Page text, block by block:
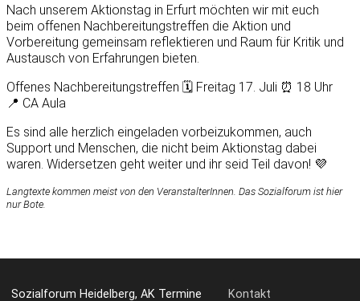
Nach unserem Aktionstag in Erfurt möchten wir mit euch
beim offenen Nachbereitungstreffen die Aktion und
Vorbereitung gemeinsam reflektieren und Raum für Kritik und
Austausch von Erfahrungen bieten.
Offenes Nachbereitungstreffen 🗓️ Freitag 17. Juli ⏰ 18 Uhr
📍 CA Aula
Es sind alle herzlich eingeladen vorbeizukommen, auch
Support und Menschen, die nicht beim Aktionstag dabei
waren. Widersetzen geht weiter und ihr seid Teil davon! 💜
Langtexte kommen meist von den VeranstalterInnen. Das Sozialforum ist hier
nur Bote.
Sozialforum Heidelberg, AK Termine Kontakt